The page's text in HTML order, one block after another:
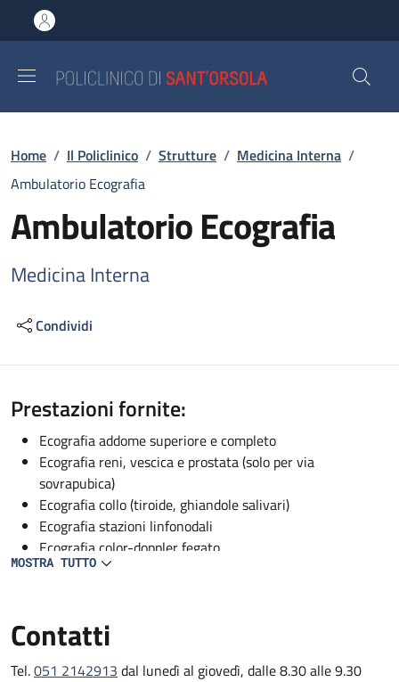
al contenuto principale
to footer content
Briciole di pane
Home / Il Policlinico / Strutture / Medicina Interna /
Ambulatorio Ecografia
Ambulatorio Ecografia
Medicina Interna
Condividi
Descrizione
Prestazioni fornite:
Ecografia addome superiore e completo
Ecografia reni, vescica e prostata (solo per via
sovrapubica)
Ecografia collo (tiroide, ghiandole salivari)
Ecografia stazioni linfonodali
Ecografia color-doppler fegato
Ecografia color Doppler vascolare (solo per pazienti
MOSTRA TUTTO
Contatti
Tel.051 2142913 dal lunedì al giovedì, dalle 8.30 alle 9.30